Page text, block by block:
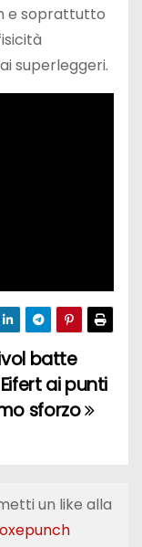
e soprattutto
superleggeri.
batte
ai punti
sforzo
un like alla